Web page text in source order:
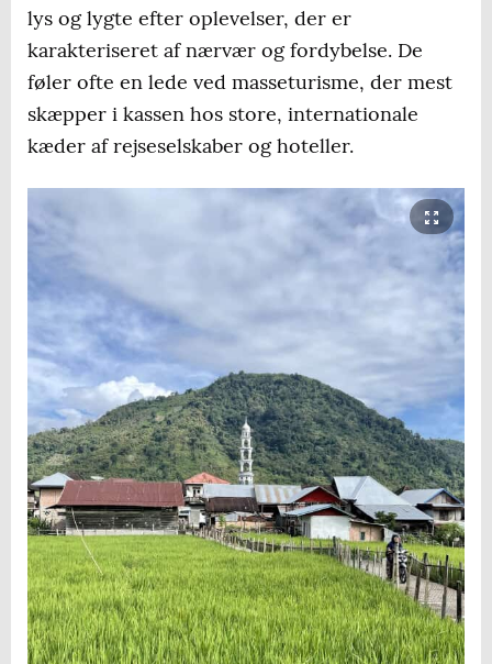
lys og lygte efter oplevelser, der er
karakteriseret af nærvær og fordybelse. De
føler ofte en lede ved masseturisme, der mest
skæpper i kassen hos store, internationale
kæder af rejseselskaber og hoteller.